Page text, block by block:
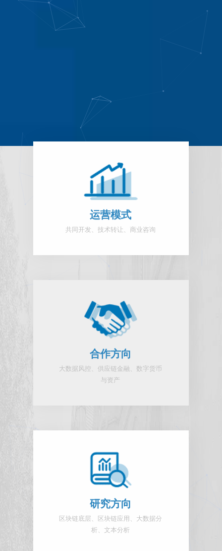
运营模式
共同开发、技术转让、商业咨询
合作方向
大数据风控、供应链金融、数字货币
与资产
研究方向
区块链底层、区块链应用、大数据分
析、文本分析